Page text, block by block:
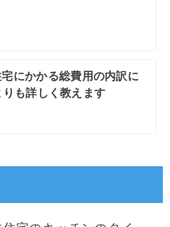
にかかる総費用の内訳に
も詳しく教えます